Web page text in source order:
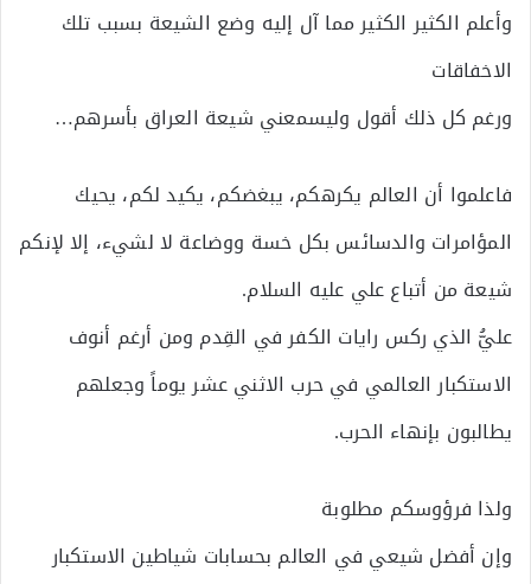
وأعلم الكثير الكثير مما آل إليه وضع الشيعة بسبب تلك
الاخفاقات
ورغم كل ذلك أقول وليسمعني شيعة العراق بأسرهم…
فاعلموا أن العالم يكرهكم، يبغضكم، يكيد لكم، يحيك
المؤامرات والدسائس بكل خسة ووضاعة لا لشيء، إلا لإنكم
شيعة من أتباع علي عليه السلام.
عليُّ الذي ركس رايات الكفر في القِدم ومن أرغم أنوف
الاستكبار العالمي في حرب الاثني عشر يوماً وجعلهم
يطالبون بإنهاء الحرب.
ولذا فرؤوسكم مطلوبة
وإن أفضل شيعي في العالم بحسابات شياطين الاستكبار